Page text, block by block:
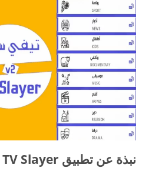
نبذة عن تطبيق TV Slayer